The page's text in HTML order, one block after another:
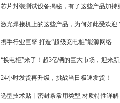
芯片封装测试设备揭秘，有了这些产品加持
激光焊接机上的这些产品，为何如此受欢迎
携手行业巨擘 打造“超级充电桩”能源网络
“换电柜”来了！超3亿辆的巨大市场，迎来
24小时发货再升级，挑战当日极速发货！
选型技术贴丨密封条常用类型 材质特性详解